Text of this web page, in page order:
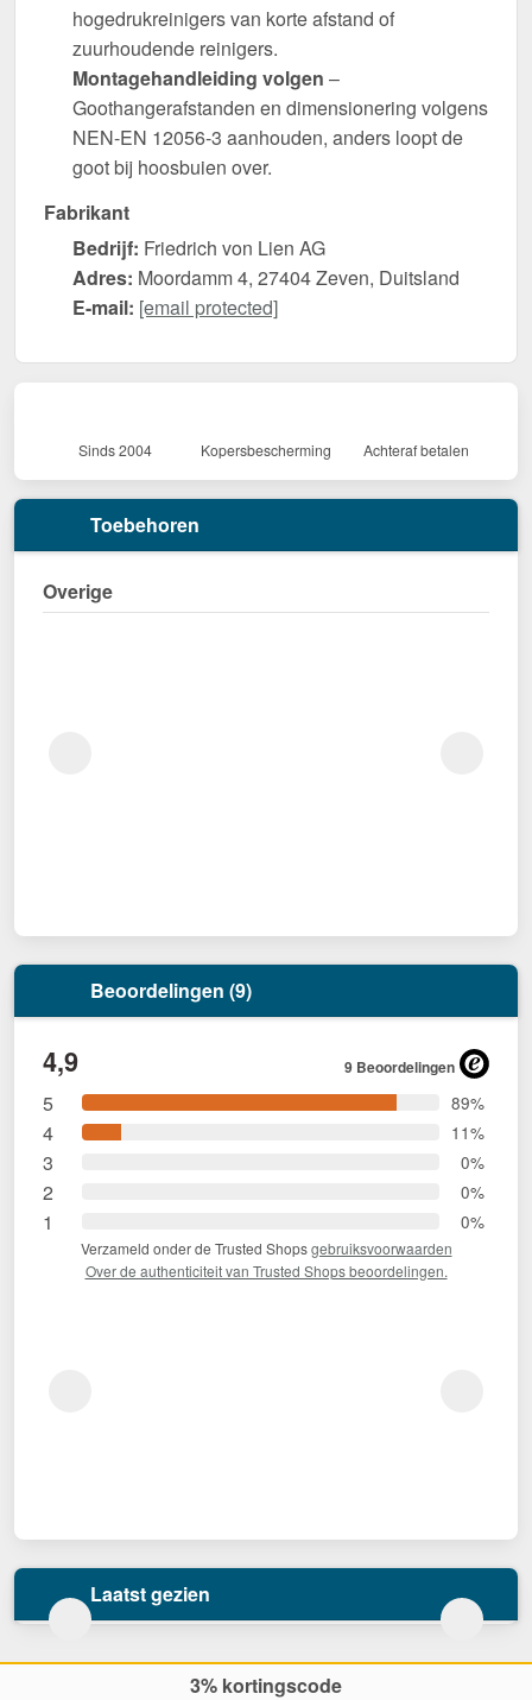
hogedrukreinigers van korte afstand of
zuurhoudende reinigers.
Montagehandleiding volgen –
Goothangerafstanden en dimensionering volgens
NEN-EN 12056-3 aanhouden, anders loopt de
goot bij hoosbuien over.
Fabrikant
Bedrijf: Friedrich von Lien AG
Adres: Moordamm 4, 27404 Zeven, Duitsland
E-mail: [email protected]
Sinds 2004 Kopersbescherming Achteraf betalen
Toebehoren
Overige
Beoordelingen (9)
4,9 9 Beoordelingen
5 89%
4 11%
3 0%
2 0%
1 0%
Verzameld onder de Trusted Shopsgebruiksvoorwaarden
Over de authenticiteit van Trusted Shops beoordelingen.
Laatst gezien
3% kortingscode